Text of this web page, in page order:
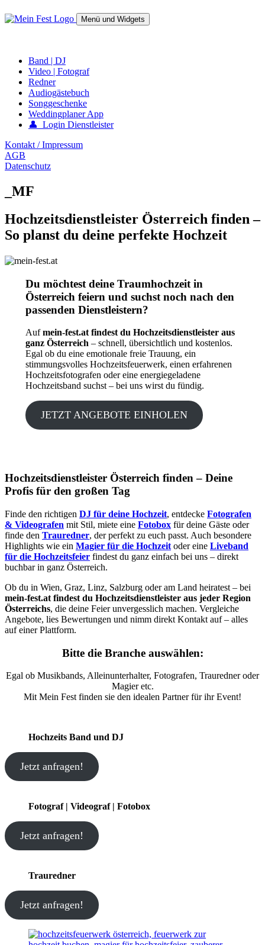
zum
Menü und Widgets
Band | DJ
Video | Fotograf
Redner
Audiogästebuch
Songgeschenke
Weddingplaner App
👤 Login Dienstleister
Kontakt / Impressum
AGB
Datenschutz
_MF
Hochzeitsdienstleister Österreich finden –
So planst du deine perfekte Hochzeit
Du möchtest deine Traumhochzeit in
Österreich feiern und suchst noch nach den
passenden Dienstleistern?
Aufmein-fest.at findest du Hochzeitsdienstleister aus
ganz Österreich– schnell, übersichtlich und kostenlos.
Egal ob du eine emotionale freie Trauung, ein
stimmungsvolles Hochzeitsfeuerwerk, einen erfahrenen
Hochzeitsfotografen oder eine energiegeladene
Hochzeitsband suchst – bei uns wirst du fündig.
JETZT ANGEBOTE EINHOLEN
Hochzeitsdienstleister Österreich finden – Deine
Profis für den großen Tag
Finde den richtigen DJ für deine Hochzeit, entdecke Fotografen
& Videografen mit Stil, miete eine Fotobox für deine Gäste oder
finde den Trauredner, der perfekt zu euch passt. Auch besondere
Highlights wie ein Magier für die Hochzeit oder eine Liveband
für die Hochzeitsfeier findest du ganz einfach bei uns – direkt
buchbar in ganz Österreich.
Ob du in Wien, Graz, Linz, Salzburg oder am Land heiratest – bei
mein-fest.at findest du Hochzeitsdienstleister aus jeder Region
Österreichs, die deine Feier unvergesslich machen. Vergleiche
Angebote, lies Bewertungen und nimm direkt Kontakt auf – alles
auf einer Plattform.
Bitte die Branche auswählen:
Egal ob Musikbands, Alleinunterhalter, Fotografen, Trauredner oder
Magier etc.
Mit Mein Fest finden sie den idealen Partner für ihr Event!
Hochzeits Band und DJ
Jetzt anfragen!
Fotograf | Videograf | Fotobox
Jetzt anfragen!
Trauredner
Jetzt anfragen!